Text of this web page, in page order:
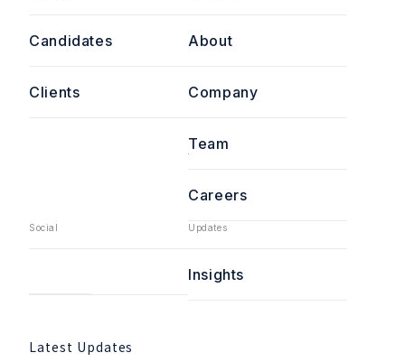
Candidates
Clients
About
Company
Team
Careers
Social Updates
Insights
Latest Updates